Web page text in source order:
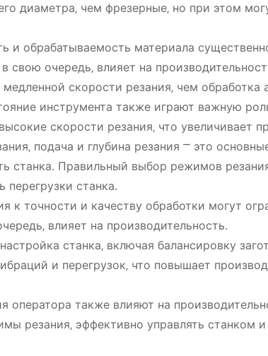
диаметра‚ чем фрезерные‚ но при этом
и обрабатываемость материала
в свою очередь‚ влияет на
скорости резания‚ чем обработка
инструмента также играют важную
скорости резания‚ что увеличивает
подача и глубина резания ⎻ это
станка․ Правильный выбор режимов
станка․
к точности и качеству обработки могут
влияет на производительность․
станка‚ включая балансировку
и перегрузок‚ что повышает
оператора также влияют на
резания‚ эффективно управлять станком